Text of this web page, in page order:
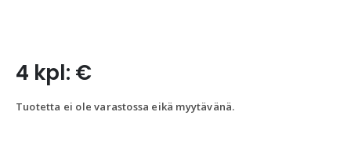
4 kpl: €
Tuotetta ei ole varastossa eikä myytävänä.